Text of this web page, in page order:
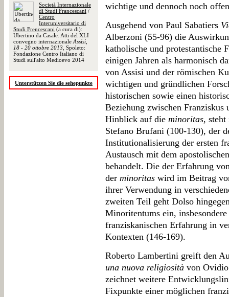
Società Internazionale
di Studi Francescani /
Centro
Interuniversitario di
Studi Frencescani (a cura di):
Ubertino da Casale. Atti del XLI
convegno internazionale Assisi,
18 - 20 ottobre 2013 , Spoleto:
Fondazione Centro Italiano di
Studi sull'alto Medioevo 2014
Unterstützen Sie die sehepunkte
wichtige und dennoch noch
Ausgehend von Paul Sabatiers
Alberzoni (55-96) die
katholische und protestantische
einigen Jahren als harmonisch
von Assisi und der römischen
wichtigen und gründlichen
historischen sowie einen
Beziehung zwischen Franziskus
Hinblick auf die minoritas,
Stefano Brufani (100-130), der
Institutionalisierung der ersten
Austausch mit dem
behandelt. Die der Erfahrung
der minoritas wird im Beitrag
ihrer Verwendung in
zweiten Teil geht Dolso
Minoritentums ein,
franziskanischen Erfahrung in
Kontexten (146-169).
Roberto Lambertini greift den
una nuova religiosità von
zeichnet weitere
Fixpunkte einer möglichen